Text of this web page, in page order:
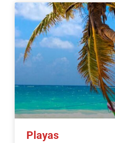
Playas